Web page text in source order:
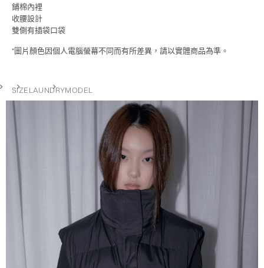
鋪棉內裡
收腰設計
雙側有插袋口袋
*圖片顏色因個人電腦螢幕不同而有所差異，請以實體商品為準。
SIZELAUNDRYMODEL